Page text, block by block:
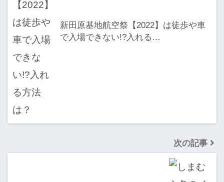
新田原基地航空祭【2022】は徒歩や車
で入場できない!?入れる…
次の記事